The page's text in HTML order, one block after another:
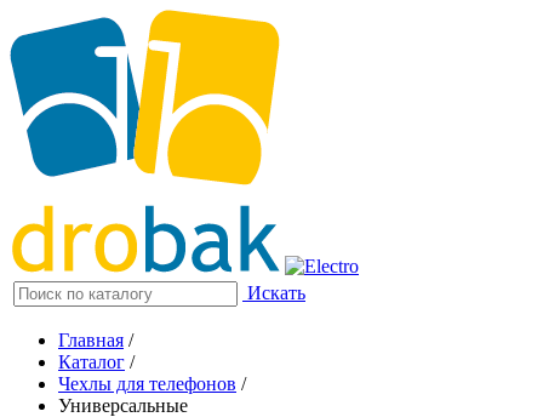
Искать
Главная /
Каталог /
Чехлы для телефонов /
Универсальные